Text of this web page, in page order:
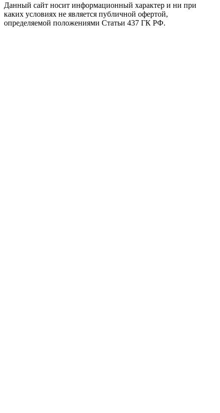
Данный сайт носит информационный характер и ни при
каких условиях не является публичной офертой,
определяемой положениями Статьи 437 ГК РФ.